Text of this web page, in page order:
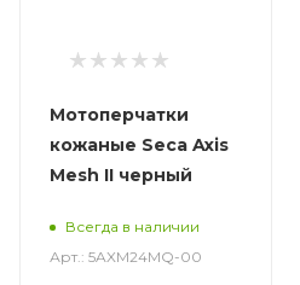
Мотоперчатки
кожаные Seca Axis
Mesh II черный
Всегда в наличии
Арт.: 5AXM24MQ-00